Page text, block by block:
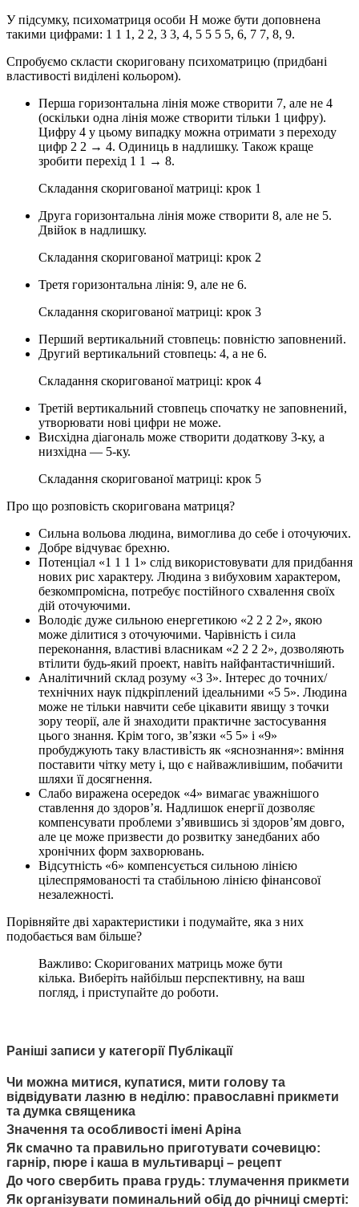
У підсумку, психоматриця особи Н може бути доповнена
такими цифрами: 1 1 1, 2 2, 3 3, 4, 5 5 5 5, 6, 7 7, 8, 9.
Спробуємо скласти скориговану психоматрицю (придбані
властивості виділені кольором).
Перша горизонтальна лінія може створити 7, але не 4
(оскільки одна лінія може створити тільки 1 цифру).
Цифру 4 у цьому випадку можна отримати з переходу
цифр 2 2 → 4. Одиниць в надлишку. Також краще
зробити перехід 1 1 → 8.
Складання скоригованої матриці: крок 1
Друга горизонтальна лінія може створити 8, але не 5.
Двійок в надлишку.
Складання скоригованої матриці: крок 2
Третя горизонтальна лінія: 9, але не 6.
Складання скоригованої матриці: крок 3
Перший вертикальний стовпець: повністю заповнений.
Другий вертикальний стовпець: 4, а не 6.
Складання скоригованої матриці: крок 4
Третій вертикальний стовпець спочатку не заповнений,
утворювати нові цифри не може.
Висхідна діагональ може створити додаткову 3-ку, а
низхідна — 5-ку.
Складання скоригованої матриці: крок 5
Про що розповість скоригована матриця?
Сильна вольова людина, вимоглива до себе і оточуючих.
Добре відчуває брехню.
Потенціал «1 1 1 1» слід використовувати для придбання
нових рис характеру. Людина з вибуховим характером,
безкомпромісна, потребує постійного схвалення своїх
дій оточуючими.
Володіє дуже сильною енергетикою «2 2 2 2», якою
може ділитися з оточуючими. Чарівність і сила
переконання, властиві власникам «2 2 2 2», дозволяють
втілити будь-який проект, навіть найфантастичніший.
Аналітичний склад розуму «3 3». Інтерес до точних/
технічних наук підкріплений ідеальними «5 5». Людина
може не тільки навчити себе цікавити явищу з точки
зору теорії, але й знаходити практичне застосування
цього знання. Крім того, зв’язки «5 5» і «9»
пробуджують таку властивість як «яснознання»: вміння
поставити чітку мету і, що є найважливішим, побачити
шляхи її досягнення.
Слабо виражена осередок «4» вимагає уважнішого
ставлення до здоров’я. Надлишок енергії дозволяє
компенсувати проблеми з’явившись зі здоров’ям довго,
але це може призвести до розвитку занедбаних або
хронічних форм захворювань.
Відсутність «6» компенсується сильною лінією
цілеспрямованості та стабільною лінією фінансової
незалежності.
Порівняйте дві характеристики і подумайте, яка з них
подобається вам більше?
Важливо: Скоригованих матриць може бути
кілька. Виберіть найбільш перспективну, на ваш
погляд, і приступайте до роботи.
Раніші записи у категорії Публікації
Чи можна митися, купатися, мити голову та
відвідувати лазню в неділю: православні прикмети
та думка священика
Значення та особливості імені Аріна
Як смачно та правильно приготувати сочевицю:
гарнір, пюре і каша в мультиварці – рецепт
До чого свербить права грудь: тлумачення прикмети
Як організувати поминальний обід до річниці смерті: